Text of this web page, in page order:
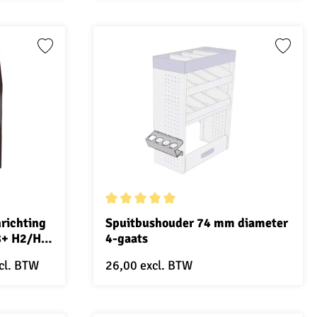
van 5 sterren
H2/H3
mm
BTW
Gemiddelde waardering van 5 van 5 sterren
Spuitbushouder 74 mm diameter
4-gaats
26,00 excl. BTW